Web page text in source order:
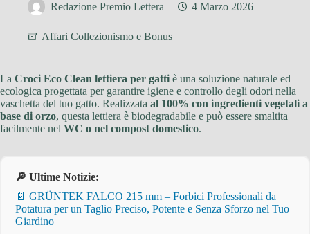
Redazione Premio Lettera 4 Marzo 2026
Affari Collezionismo e Bonus
La Croci Eco Clean lettiera per gatti è una soluzione naturale ed
ecologica progettata per garantire igiene e controllo degli odori nella
vaschetta del tuo gatto. Realizzata al 100% con ingredienti vegetali a
base di orzo, questa lettiera è biodegradabile e può essere smaltita
facilmente nel WC o nel compost domestico.
🔎 Ultime Notizie:
📄 GRÜNTEK FALCO 215 mm – Forbici Professionali da
Potatura per un Taglio Preciso, Potente e Senza Sforzo nel Tuo
Giardino